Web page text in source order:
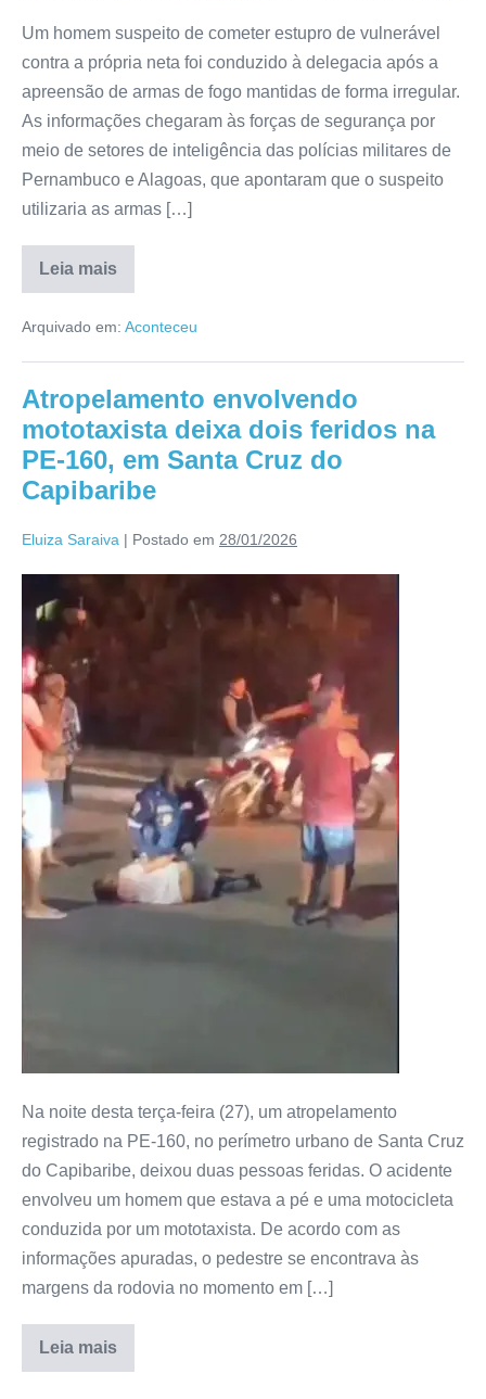
Um homem suspeito de cometer estupro de vulnerável
contra a própria neta foi conduzido à delegacia após a
apreensão de armas de fogo mantidas de forma irregular.
As informações chegaram às forças de segurança por
meio de setores de inteligência das polícias militares de
Pernambuco e Alagoas, que apontaram que o suspeito
utilizaria as armas […]
Leia mais
Arquivado em: Aconteceu
Atropelamento envolvendo
mototaxista deixa dois feridos na
PE-160, em Santa Cruz do
Capibaribe
Eluiza Saraiva | Postado em 28/01/2026
Na noite desta terça-feira (27), um atropelamento
registrado na PE-160, no perímetro urbano de Santa Cruz
do Capibaribe, deixou duas pessoas feridas. O acidente
envolveu um homem que estava a pé e uma motocicleta
conduzida por um mototaxista. De acordo com as
informações apuradas, o pedestre se encontrava às
margens da rodovia no momento em […]
Leia mais